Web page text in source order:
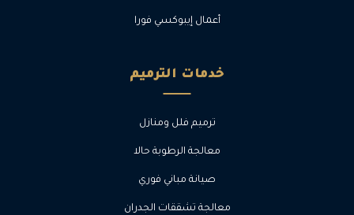
أعمال إيبوكسي فورا
خدمات الترميم
ترميم فلل ومنازل
معالجة الرطوبة حالا
صيانة مباني فوري
معالجة تشققات الجدران